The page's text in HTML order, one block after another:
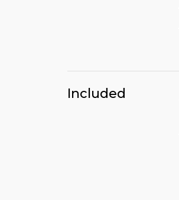
Included